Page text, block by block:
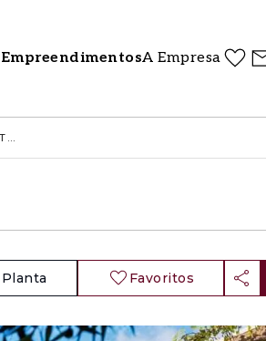
EmpreendimentosA Empresa
APARTAMENTO T2 NO APARTAMENTOS - AROEIRA COLLECTIONS, AROEIRA, ALMADA
Planta Favoritos